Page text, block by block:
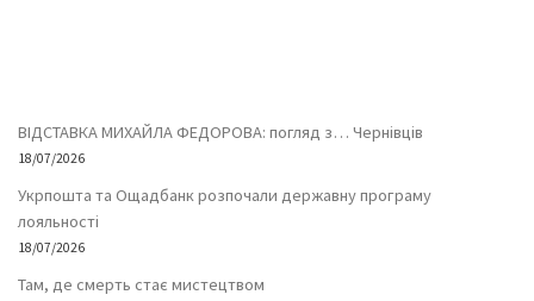
ВІДСТАВКА МИХАЙЛА ФЕДОРОВА: погляд з… Чернівців
18/07/2026
Укрпошта та Ощадбанк розпочали державну програму
лояльності
18/07/2026
Там, де смерть стає мистецтвом